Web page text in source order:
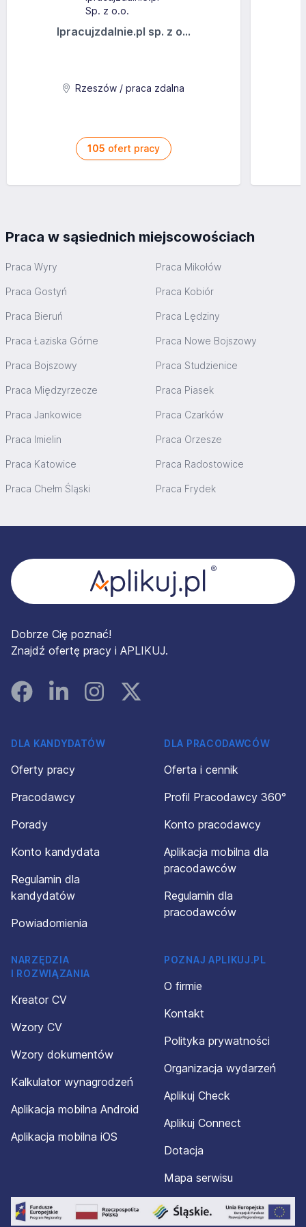
przyjemną atmosferę pracy
Aplikuj
Ipracujzdalnie.pl sp. z o...
Rzeszów / praca zdalna
105 ofert pracy
Praca w sąsiednich miejscowościach
Praca Wyry Praca Mikołów
Praca Gostyń Praca Kobiór
Praca Bieruń Praca Lędziny
Praca Łaziska Górne Praca Nowe Bojszowy
Praca Bojszowy Praca Studzienice
Praca Międzyrzecze Praca Piasek
Praca Jankowice Praca Czarków
Praca Imielin Praca Orzesze
Praca Katowice Praca Radostowice
Praca Chełm Śląski Praca Frydek
Dobrze Cię poznać!
Znajdź ofertę pracy i APLIKUJ.
FacebookLinked InInstagramInstagram
DLA KANDYDATÓW
Oferty pracy
Pracodawcy
Porady
Konto kandydata
Regulamin dla
kandydatów
Powiadomienia
DLA PRACODAWCÓW
Oferta i cennik
Profil Pracodawcy 360°
Konto pracodawcy
Aplikacja mobilna dla
pracodawców
Regulamin dla
pracodawców
NARZĘDZIA
I ROZWIĄZANIA
Kreator CV
Wzory CV
Wzory dokumentów
Kalkulator wynagrodzeń
Aplikacja mobilna Android
Aplikacja mobilna iOS
POZNAJ APLIKUJ.PL
O firmie
Kontakt
Polityka prywatności
Organizacja wydarzeń
Aplikuj Check
Aplikuj Connect
Dotacja
Mapa serwisu